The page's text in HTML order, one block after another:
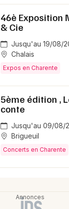
46è Exposition
& Cie
Jusqu'au 19/08/
Chalais
Expos en Charente
5ème édition ,
conte
Jusqu'au 09/08/
Brigueuil
Concerts en Charente